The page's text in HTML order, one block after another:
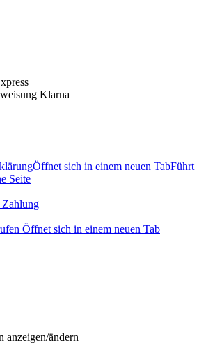
Öffnet sich in einem neuen TabFührt
Seite
Öffnet sich in einem neuen Tab
anzeigen/ändern